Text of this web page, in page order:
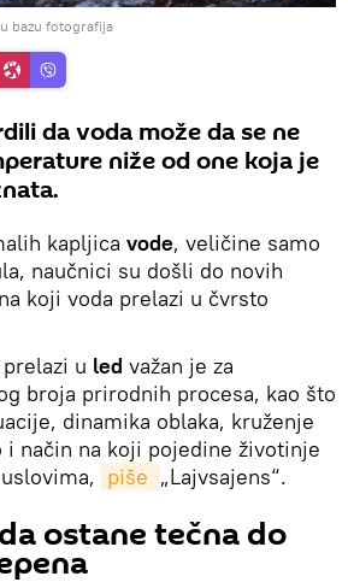
bazu fotografija
da voda može da se ne
niže od one koja je
kapljica vode, veličine samo
naučnici su došli do novih
koji voda prelazi u čvrsto
u led važan je za
broja prirodnih procesa, kao što
dinamika oblaka, kruženje
način na koji pojedine životinje
piše „Lajvsajens“.
ostane tečna do